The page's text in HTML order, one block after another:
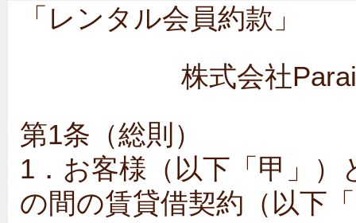
「レンタル会員約款」
株式会社
第1条（総則）
1．お客様（以下「甲」
の間の賃貸借契約（以下